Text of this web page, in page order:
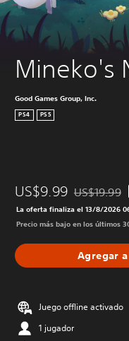
Mineko's
Good Games Group, Inc.
PS4 PS5
US$9.99 Rebajado
US$19.99
La oferta finaliza el 13/8/2026
Precio más bajo en los últimos
Agregar
Juego offline activado
1 jugador